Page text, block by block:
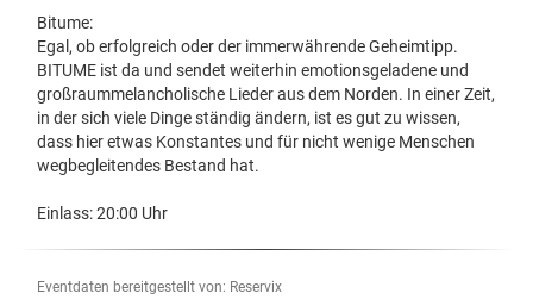
Bitume:
Egal, ob erfolgreich oder der immerwährende Geheimtipp.
BITUME ist da und sendet weiterhin emotionsgeladene und
großraummelancholische Lieder aus dem Norden. In einer Zeit,
in der sich viele Dinge ständig ändern, ist es gut zu wissen,
dass hier etwas Konstantes und für nicht wenige Menschen
wegbegleitendes Bestand hat.
Einlass: 20:00 Uhr
Eventdaten bereitgestellt von: Reservix